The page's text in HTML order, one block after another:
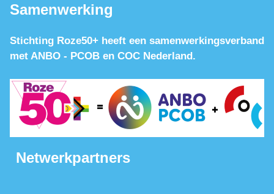
Samenwerking
Stichting Roze50+ heeft een samenwerkingsverband
met ANBO - PCOB en COC Nederland.
Netwerkpartners